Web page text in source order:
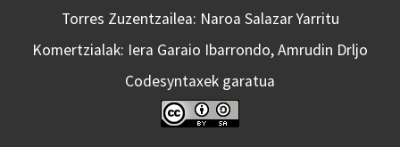
Torres Zuzentzailea: Naroa Salazar Yarritu
Komertzialak: Iera Garaio Ibarrondo, Amrudin Drljo
Codesyntaxek garatua